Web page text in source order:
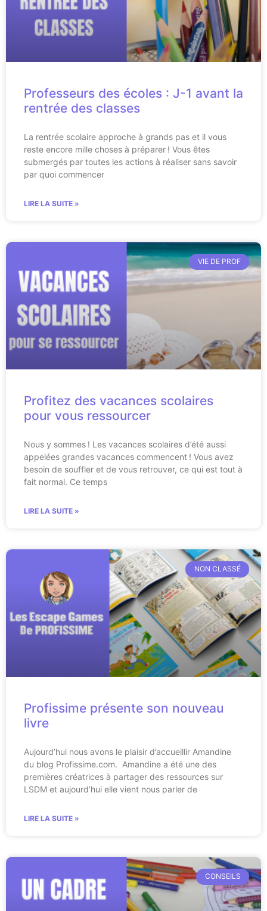
Professeurs des écoles : J-1 avant la
rentrée des classes
La rentrée scolaire approche à grands pas et il vous
reste encore mille choses à préparer ! Vous êtes
submergés par toutes les actions à réaliser sans savoir
par quoi commencer
LIRE LA SUITE »
VIE DE PROF
Profitez des vacances scolaires
pour vous ressourcer
Nous y sommes ! Les vacances scolaires d’été aussi
appelées grandes vacances commencent ! Vous avez
besoin de souffler et de vous retrouver, ce qui est tout à
fait normal. Ce temps
LIRE LA SUITE »
NON CLASSÉ
Profissime présente son nouveau
livre
Aujourd’hui nous avons le plaisir d’accueillir Amandine
du blog Profissime.com. Amandine a été une des
premières créatrices à partager des ressources sur
LSDM et aujourd’hui elle vient nous parler de
LIRE LA SUITE »
CONSEILS